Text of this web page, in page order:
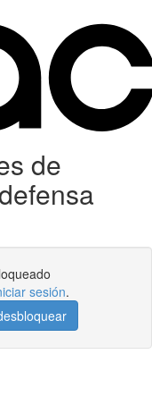
de
sesión.